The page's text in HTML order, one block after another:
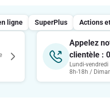
ligne SuperPlus Actions
Appelez
clientèle :
Lundi-
8h-18h /